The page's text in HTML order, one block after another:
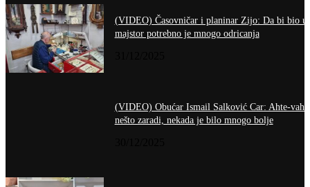
(VIDEO) Časovničar i planinar Zijo: Da bi bio
majstor potrebno je mnogo odricanja
(VIDEO) Obućar Ismail Salković Car: Ahte-
nešto zaradi, nekada je bilo mnogo bolje